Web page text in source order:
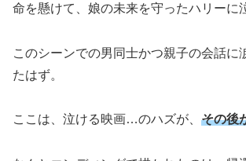
命を懸けて、娘の未来を守ったハリーに
このシーンでの男同士かつ親子の会話に
たはず。
ここは、泣ける映画…のハズが、 その後